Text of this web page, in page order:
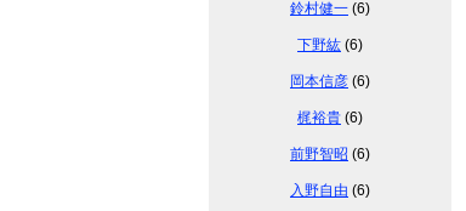
鈴村健一 (6)
下野紘 (6)
岡本信彦 (6)
梶裕貴 (6)
前野智昭 (6)
入野自由 (6)